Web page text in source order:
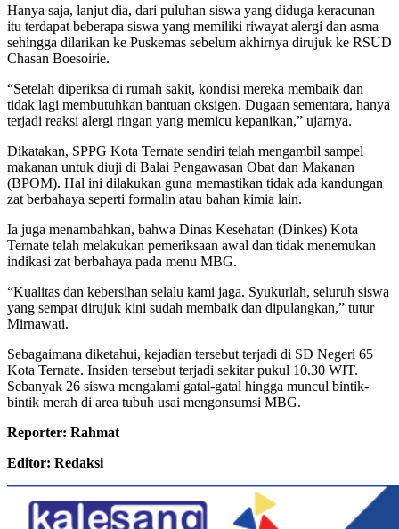
Hanya saja, lanjut dia, dari puluhan siswa yang diduga keracunan
itu terdapat beberapa siswa yang memiliki riwayat alergi dan asma
sehingga dilarikan ke Puskemas sebelum akhirnya dirujuk ke RSUD
Chasan Boesoirie.
“Setelah diperiksa di rumah sakit, kondisi mereka membaik dan
tidak lagi membutuhkan bantuan oksigen. Dugaan sementara, hanya
terjadi reaksi alergi ringan yang memicu kepanikan,” ujarnya.
Dikatakan, SPPG Kota Ternate sendiri telah mengambil sampel
makanan untuk diuji di Balai Pengawasan Obat dan Makanan
(BPOM). Hal ini dilakukan guna memastikan tidak ada kandungan
zat berbahaya seperti formalin atau bahan kimia lain.
Ia juga menambahkan, bahwa Dinas Kesehatan (Dinkes) Kota
Ternate telah melakukan pemeriksaan awal dan tidak menemukan
indikasi zat berbahaya pada menu MBG.
“Kualitas dan kebersihan selalu kami jaga. Syukurlah, seluruh siswa
yang sempat dirujuk kini sudah membaik dan dipulangkan,” tutur
Mirnawati.
Sebagaimana diketahui, kejadian tersebut terjadi di SD Negeri 65
Kota Ternate. Insiden tersebut terjadi sekitar pukul 10.30 WIT.
Sebanyak 26 siswa mengalami gatal-gatal hingga muncul bintik-
bintik merah di area tubuh usai mengonsumsi MBG.
Reporter: Rahmat
Editor: Redaksi